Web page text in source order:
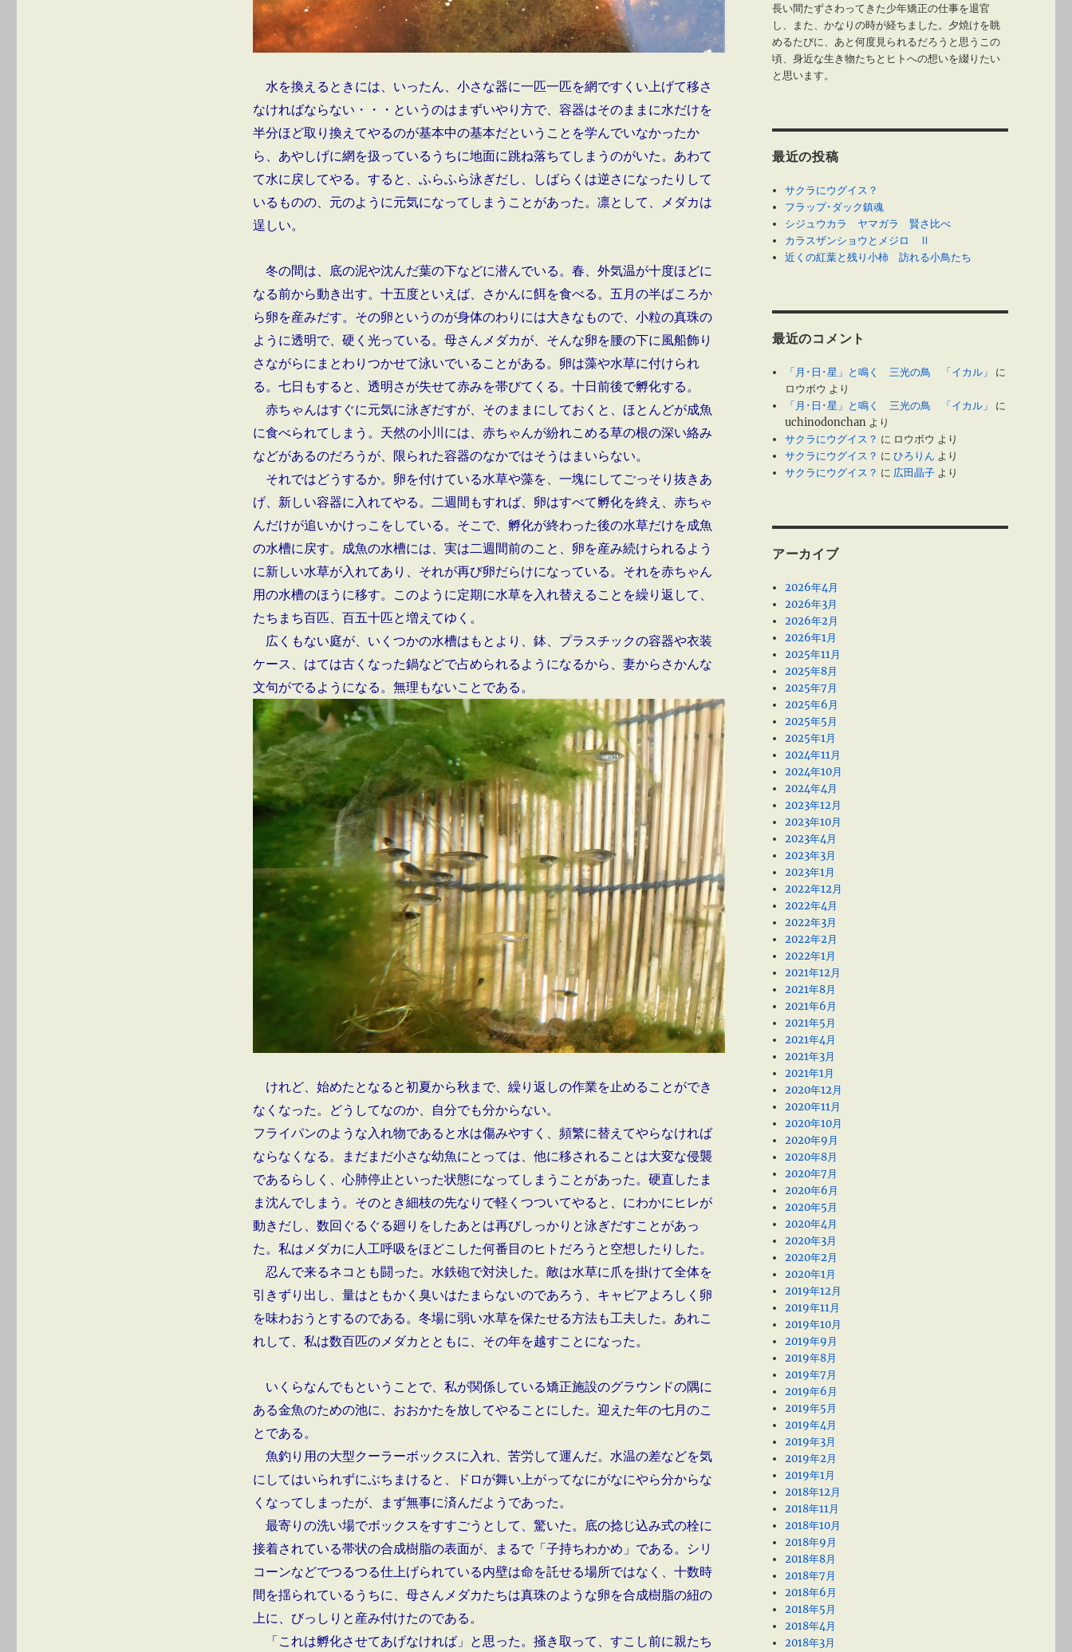
水を換えるときには、いったん、小さな器に一匹一匹を網ですくい上げて移さ
なければならない・・・というのはまずいやり方で、容器はそのままに水だけを
半分ほど取り換えてやるのが基本中の基本だということを学んでいなかったか
ら、あやしげに網を扱っているうちに地面に跳ね落ちてしまうのがいた。あわて
て水に戻してやる。すると、ふらふら泳ぎだし、しばらくは逆さになったりして
いるものの、元のように元気になってしまうことがあった。凛として、メダカは
逞しい。
冬の間は、底の泥や沈んだ葉の下などに潜んでいる。春、外気温が十度ほどに
なる前から動き出す。十五度といえば、さかんに餌を食べる。五月の半ばころか
ら卵を産みだす。その卵というのが身体のわりには大きなもので、小粒の真珠の
ように透明で、硬く光っている。母さんメダカが、そんな卵を腰の下に風船飾り
さながらにまとわりつかせて泳いでいることがある。卵は藻や水草に付けられ
る。七日もすると、透明さが失せて赤みを帯びてくる。十日前後で孵化する。
赤ちゃんはすぐに元気に泳ぎだすが、そのままにしておくと、ほとんどが成魚
に食べられてしまう。天然の小川には、赤ちゃんが紛れこめる草の根の深い絡み
などがあるのだろうが、限られた容器のなかではそうはまいらない。
それではどうするか。卵を付けている水草や藻を、一塊にしてごっそり抜きあ
げ、新しい容器に入れてやる。二週間もすれば、卵はすべて孵化を終え、赤ちゃ
んだけが追いかけっこをしている。そこで、孵化が終わった後の水草だけを成魚
の水槽に戻す。成魚の水槽には、実は二週間前のこと、卵を産み続けられるよう
に新しい水草が入れてあり、それが再び卵だらけになっている。それを赤ちゃん
用の水槽のほうに移す。このように定期に水草を入れ替えることを繰り返して、
たちまち百匹、百五十匹と増えてゆく。
広くもない庭が、いくつかの水槽はもとより、鉢、プラスチックの容器や衣装
ケース、はては古くなった鍋などで占められるようになるから、妻からさかんな
文句がでるようになる。無理もないことである。
けれど、始めたとなると初夏から秋まで、繰り返しの作業を止めることができ
なくなった。どうしてなのか、自分でも分からない。
フライパンのような入れ物であると水は傷みやすく、頻繁に替えてやらなければ
ならなくなる。まだまだ小さな幼魚にとっては、他に移されることは大変な侵襲
であるらしく、心肺停止といった状態になってしまうことがあった。硬直したま
ま沈んでしまう。そのとき細枝の先なりで軽くつついてやると、にわかにヒレが
動きだし、数回ぐるぐる廻りをしたあとは再びしっかりと泳ぎだすことがあっ
た。私はメダカに人工呼吸をほどこした何番目のヒトだろうと空想したりした。
忍んで来るネコとも闘った。水鉄砲で対決した。敵は水草に爪を掛けて全体を
引きずり出し、量はともかく臭いはたまらないのであろう、キャビアよろしく卵
を味わおうとするのである。冬場に弱い水草を保たせる方法も工夫した。あれこ
れして、私は数百匹のメダカとともに、その年を越すことになった。
いくらなんでもということで、私が関係している矯正施設のグラウンドの隅に
ある金魚のための池に、おおかたを放してやることにした。迎えた年の七月のこ
とである。
魚釣り用の大型クーラーボックスに入れ、苦労して運んだ。水温の差などを気
にしてはいられずにぶちまけると、ドロが舞い上がってなにがなにやら分からな
くなってしまったが、まず無事に済んだようであった。
最寄りの洗い場でボックスをすすごうとして、驚いた。底の捻じ込み式の栓に
接着されている帯状の合成樹脂の表面が、まるで「子持ちわかめ」である。シリ
コーンなどでつるつる仕上げられている内壁は命を託せる場所ではなく、十数時
間を揺られているうちに、母さんメダカたちは真珠のような卵を合成樹脂の紐の
上に、びっしりと産み付けたのである。
「これは孵化させてあげなければ」と思った。掻き取って、すこし前に親たち
長い間たずさわってきた少年矯正の仕事を退官
し、また、かなりの時が経ちました。夕焼けを眺
めるたびに、あと何度見られるだろうと思うこの
頃、身近な生き物たちとヒトへの想いを綴りたい
と思います。
最近の投稿
サクラにウグイス？
フラップ･ダック鎮魂
シジュウカラ ヤマガラ 賢さ比べ
カラスザンショウとメジロ Ⅱ
近くの紅葉と残り小柿 訪れる小鳥たち
最近のコメント
「月･日･星」と鳴く 三光の鳥 「イカル」
に
ロウボウ より
「月･日･星」と鳴く 三光の鳥 「イカル」
に
uchinodonchan より
サクラにウグイス？ に ロウボウ より
サクラにウグイス？ にひろりん より
サクラにウグイス？ に 広田晶子 より
アーカイブ
2026年4月
2026年3月
2026年2月
2026年1月
2025年11月
2025年8月
2025年7月
2025年6月
2025年5月
2025年1月
2024年11月
2024年10月
2024年4月
2023年12月
2023年10月
2023年4月
2023年3月
2023年1月
2022年12月
2022年4月
2022年3月
2022年2月
2022年1月
2021年12月
2021年8月
2021年6月
2021年5月
2021年4月
2021年3月
2021年1月
2020年12月
2020年11月
2020年10月
2020年9月
2020年8月
2020年7月
2020年6月
2020年5月
2020年4月
2020年3月
2020年2月
2020年1月
2019年12月
2019年11月
2019年10月
2019年9月
2019年8月
2019年7月
2019年6月
2019年5月
2019年4月
2019年3月
2019年2月
2019年1月
2018年12月
2018年11月
2018年10月
2018年9月
2018年8月
2018年7月
2018年6月
2018年5月
2018年4月
2018年3月